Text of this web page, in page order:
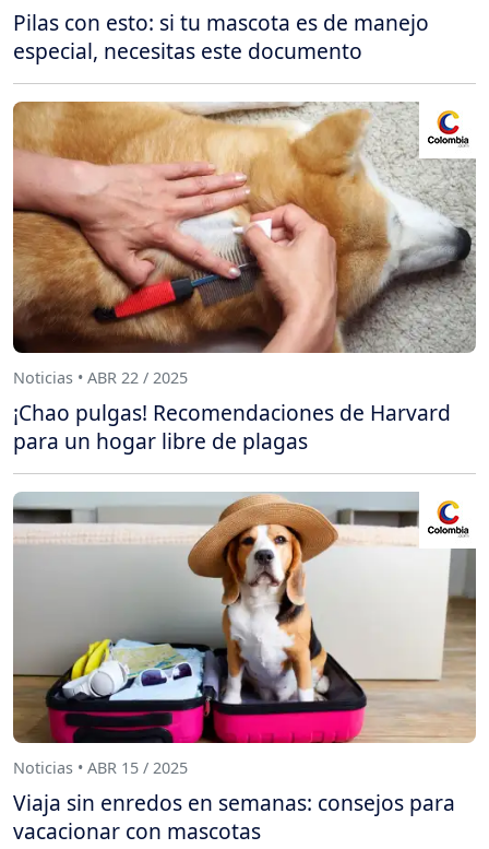
Pilas con esto: si tu mascota es de manejo
especial, necesitas este documento
Noticias • ABR 22 / 2025
¡Chao pulgas! Recomendaciones de Harvard
para un hogar libre de plagas
Noticias • ABR 15 / 2025
Viaja sin enredos en semanas: consejos para
vacacionar con mascotas